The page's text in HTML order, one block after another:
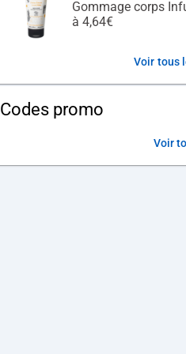
Gommage corps
à 4,64€
Voir tous
Codes promo
Voir